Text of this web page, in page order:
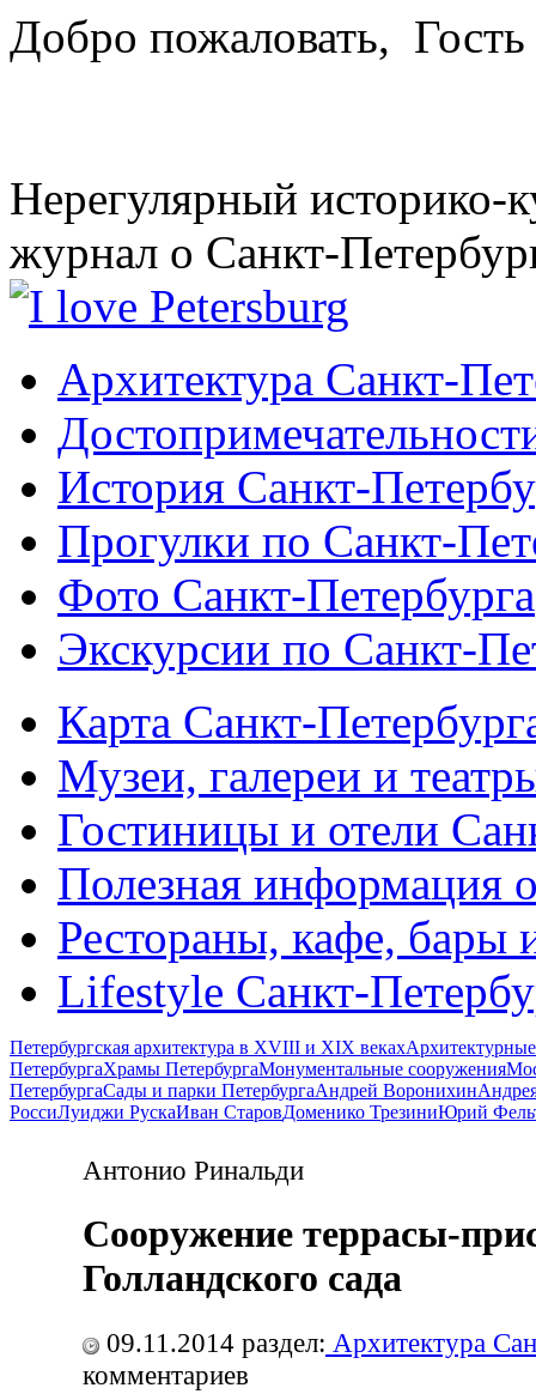
Добро пожаловать, Гость
Нерегулярный историко-
журнал о Санкт-
Архитектура Санкт-
История Санкт-
Прогулки по Санкт-
Фото Санкт-Петербурга
Экскурсии по Санкт-
Карта Санкт-
Музеи, галереи и
Гостиницы и отели
Полезная информация
Рестораны, кафе, бары
Lifestyle Санкт-
Петербургская архитектура в XVIII и XIX веках
ПетербургаХрамы ПетербургаМонументальные сооружения
ПетербургаСады и парки ПетербургаАндрей Воронихин
РоссиЛуиджи РускаИван СтаровДоменико ТрезиниЮрий
Антонио Ринальди
Сооружение террасы-
Голландского сада
09.11.2014 раздел: Архитектура
комментариев